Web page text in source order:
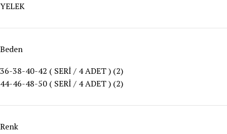
YELEK
Beden
36-38-40-42 ( SERİ / 4 ADET ) (2)
44-46-48-50 ( SERİ / 4 ADET ) (2)
Renk